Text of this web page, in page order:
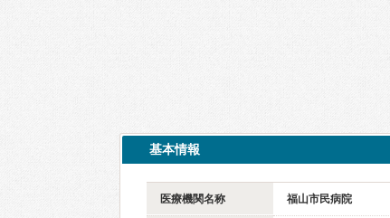
基本情報
医療機関名称 福山市民病院